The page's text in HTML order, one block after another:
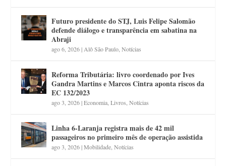
Futuro presidente do STJ, Luis Felipe Salomão
defende diálogo e transparência em sabatina na
Abraji
ago 6, 2026| Alô São Paulo ,Notícias
Reforma Tributária: livro coordenado por Ives
Gandra Martins e Marcos Cintra aponta riscos da
EC 132/2023
ago 3, 2026|Economia ,Livros ,Notícias
Linha 6-Laranja registra mais de 42 mil
passageiros no primeiro mês de operação assistida
ago 3, 2026|Mobilidade ,Notícias